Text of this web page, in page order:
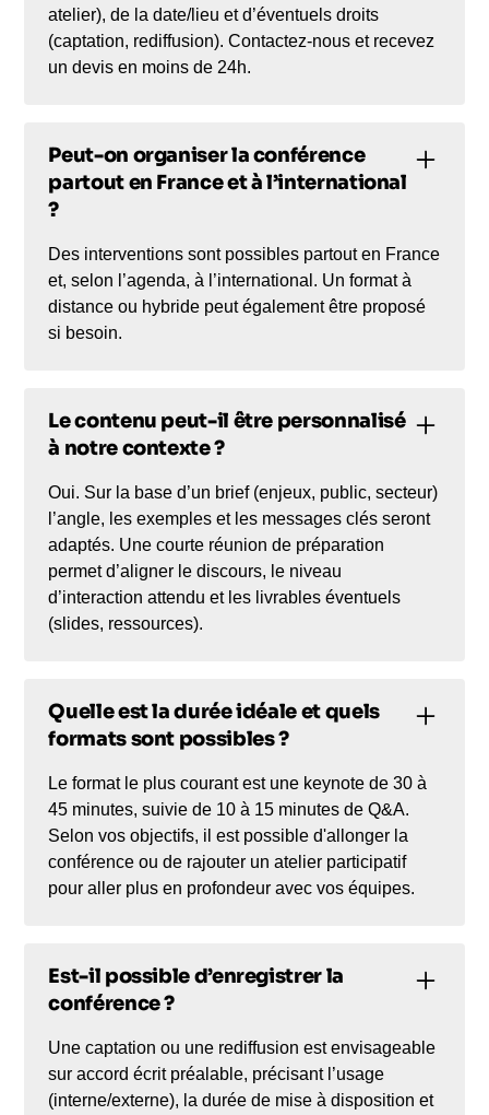
atelier), de la date/lieu et d’éventuels droits
(captation, rediffusion). Contactez-nous et recevez
un devis en moins de 24h.
Peut-on organiser la conférence
partout en France et à l’international
?
Des interventions sont possibles partout en France
et, selon l’agenda, à l’international. Un format à
distance ou hybride peut également être proposé
si besoin.
Le contenu peut-il être personnalisé
à notre contexte ?
Oui. Sur la base d’un brief (enjeux, public, secteur)
l’angle, les exemples et les messages clés seront
adaptés. Une courte réunion de préparation
permet d’aligner le discours, le niveau
d’interaction attendu et les livrables éventuels
(slides, ressources).
Quelle est la durée idéale et quels
formats sont possibles ?
Le format le plus courant est une keynote de 30 à
45 minutes, suivie de 10 à 15 minutes de Q&A.
Selon vos objectifs, il est possible d'allonger la
conférence ou de rajouter un atelier participatif
pour aller plus en profondeur avec vos équipes.
Est-il possible d’enregistrer la
conférence ?
Une captation ou une rediffusion est envisageable
sur accord écrit préalable, précisant l’usage
(interne/externe), la durée de mise à disposition et